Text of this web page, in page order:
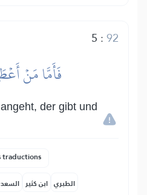
5 :92
فَأَمَّا مَنۡ
der gibt und
traductions
ابن كثير الطبري